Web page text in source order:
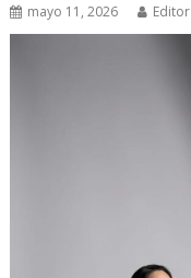
mayo 11, 2026 Editor